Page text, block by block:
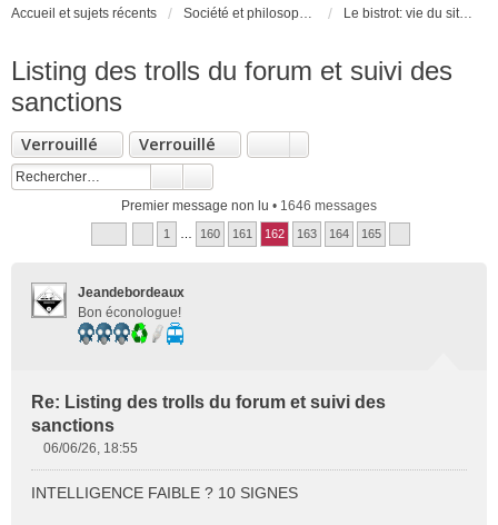
Accueil et sujets récents Société et philosophie. Sciences et technologies. Santé et prévention. Le bistrot: vie du site, loisirs et détente, humour et convivialité et Petites Annonces
Listing des trolls du forum et suivi des
sanctions
Verrouillé Verrouillé
Premier message non lu • 1646 messages
1 160 161 162 163 164 165
Jeandebordeaux
Bon éconologue!
Re: Listing des trolls du forum et suivi des
sanctions
s
06/06/26, 18:55
INTELLIGENCE FAIBLE ? 10 SIGNES